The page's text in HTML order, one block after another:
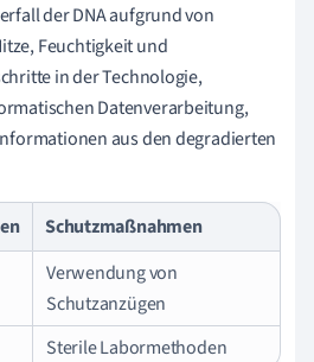
der DNA aufgrund von
Feuchtigkeit und
in der Technologie,
Datenverarbeitung,
aus den degradierten
Schutzmaßnahmen
Verwendung von
Schutzanzügen
Sterile Labormethoden